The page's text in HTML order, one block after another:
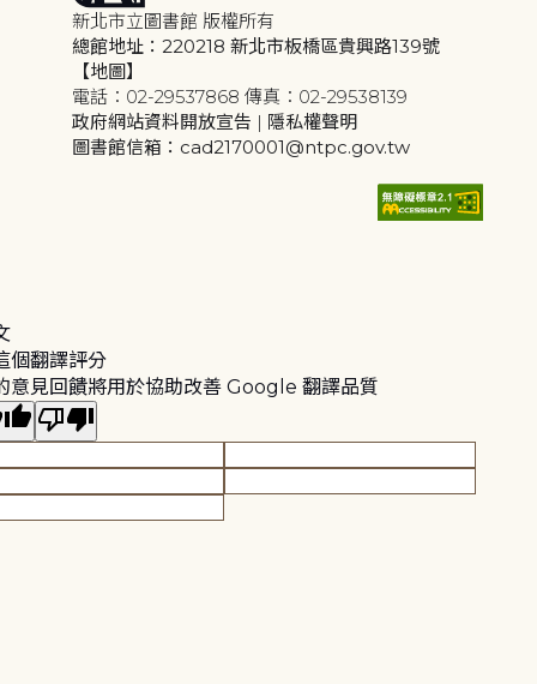
新北市立圖書館 版權所有
總館地址：220218 新北市板橋區貴興路139號
【地圖】
電話：02-29537868 傳真：02-29538139
政府網站資料開放宣告 | 隱私權聲明
圖書館信箱：cad2170001@ntpc.gov.tw
個翻譯評分
意見回饋將用於協助改善 Google 翻譯品質